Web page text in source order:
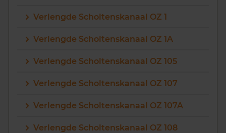
Zoek een woning
Vragen? Neem contact met ons op
088 220 4200
Verlengde Scholtenskanaal OZ 1
Verlengde Scholtenskanaal OZ 1A
Verlengde Scholtenskanaal OZ 105
Verlengde Scholtenskanaal OZ 107
Verlengde Scholtenskanaal OZ 107A
Verlengde Scholtenskanaal OZ 108